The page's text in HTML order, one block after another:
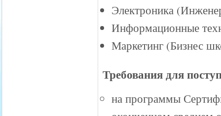
Электроника
Информационные
Маркетинг (Бизнес
Требования для
на программы